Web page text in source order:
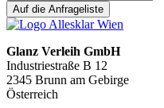
Auf die Anfrageliste
Glanz Verleih GmbH
Industriestraße B 12
2345 Brunn am Gebirge
Österreich